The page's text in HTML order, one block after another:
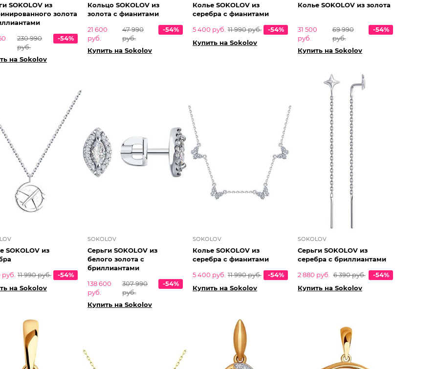
SOKOLOV из
золота
230 990
руб.
-54%
на Sokolov
Кольцо SOKOLOV из
золота с фианитами
21 600
руб.
47 990
руб.
-54%
Купить на Sokolov
Колье SOKOLOV из
серебра с фианитами
5 400 руб. 11 990 руб.
-54%
Купить на Sokolov
Колье SOKOLOV из золота
31 500
руб.
69 990
руб.
-54%
Купить на Sokolov
SOKOLOV из
11 990 руб.
-54%
на Sokolov
SOKOLOV
Серьги SOKOLOV из
белого золота с
бриллиантами
138 600
руб.
307 990
руб.
-54%
Купить на Sokolov
SOKOLOV
Колье SOKOLOV из
серебра с фианитами
5 400 руб. 11 990 руб.
-54%
Купить на Sokolov
SOKOLOV
Серьги SOKOLOV из
серебра с бриллиантами
2 880 руб.
6 390 руб.
-54%
Купить на Sokolov